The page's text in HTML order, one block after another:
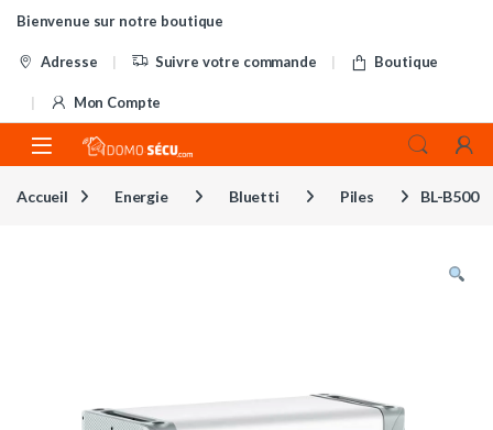
Skip to navigation
Skip to content
Bienvenue sur notre boutique
Adresse Suivre votre commande Boutique
Mon Compte
Accueil Energie Bluetti Piles BL-B500